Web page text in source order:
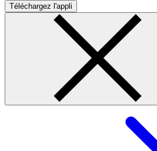
Téléchargez l'appli